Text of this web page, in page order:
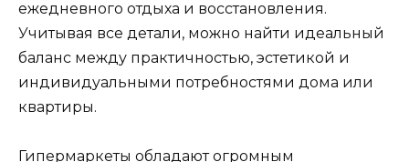
ежедневного отдыха и восстановления.
Учитывая все детали, можно найти идеальный
баланс между практичностью, эстетикой и
индивидуальными потребностями дома или
квартиры.
Гипермаркеты обладают огромным